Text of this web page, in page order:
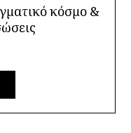
κόσμο &